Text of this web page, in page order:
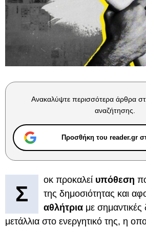
Ανακαλύψτε περισσότερα άρθρα
αναζήτησης.
Προσθήκη του reader.gr
Σ
οκ προκαλεί υπόθεση
της δημοσιότητας και
αθλήτρια με σημαντικές
μετάλλια στο ενεργητικό της, η